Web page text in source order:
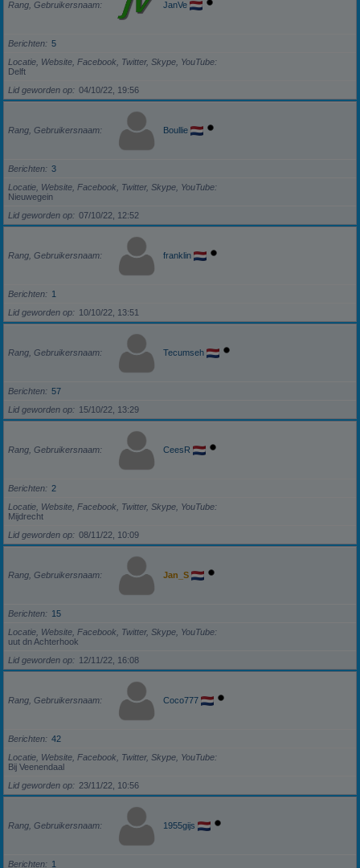
Rang, Gebruikersnaam JanVe
Berichten
5
Locatie, Website, Facebook, Twitter, Skype, YouTube
Delft
Lid geworden op
04/10/22, 19:56
Rang, Gebruikersnaam Boullie
Berichten
3
Locatie, Website, Facebook, Twitter, Skype, YouTube
Nieuwegein
Lid geworden op
07/10/22, 12:52
Rang, Gebruikersnaam franklin
Berichten
1
Lid geworden op
10/10/22, 13:51
Rang, Gebruikersnaam Tecumseh
Berichten
57
Lid geworden op
15/10/22, 13:29
Rang, Gebruikersnaam CeesR
Berichten
2
Locatie, Website, Facebook, Twitter, Skype, YouTube
Mijdrecht
Lid geworden op
08/11/22, 10:09
Rang, Gebruikersnaam Jan_S
Berichten
15
Locatie, Website, Facebook, Twitter, Skype, YouTube
uut dn Achterhook
Lid geworden op
12/11/22, 16:08
Rang, Gebruikersnaam Coco777
Berichten
42
Locatie, Website, Facebook, Twitter, Skype, YouTube
Bij Veenendaal
Lid geworden op
23/11/22, 10:56
Rang, Gebruikersnaam 1955gijs
Berichten 1